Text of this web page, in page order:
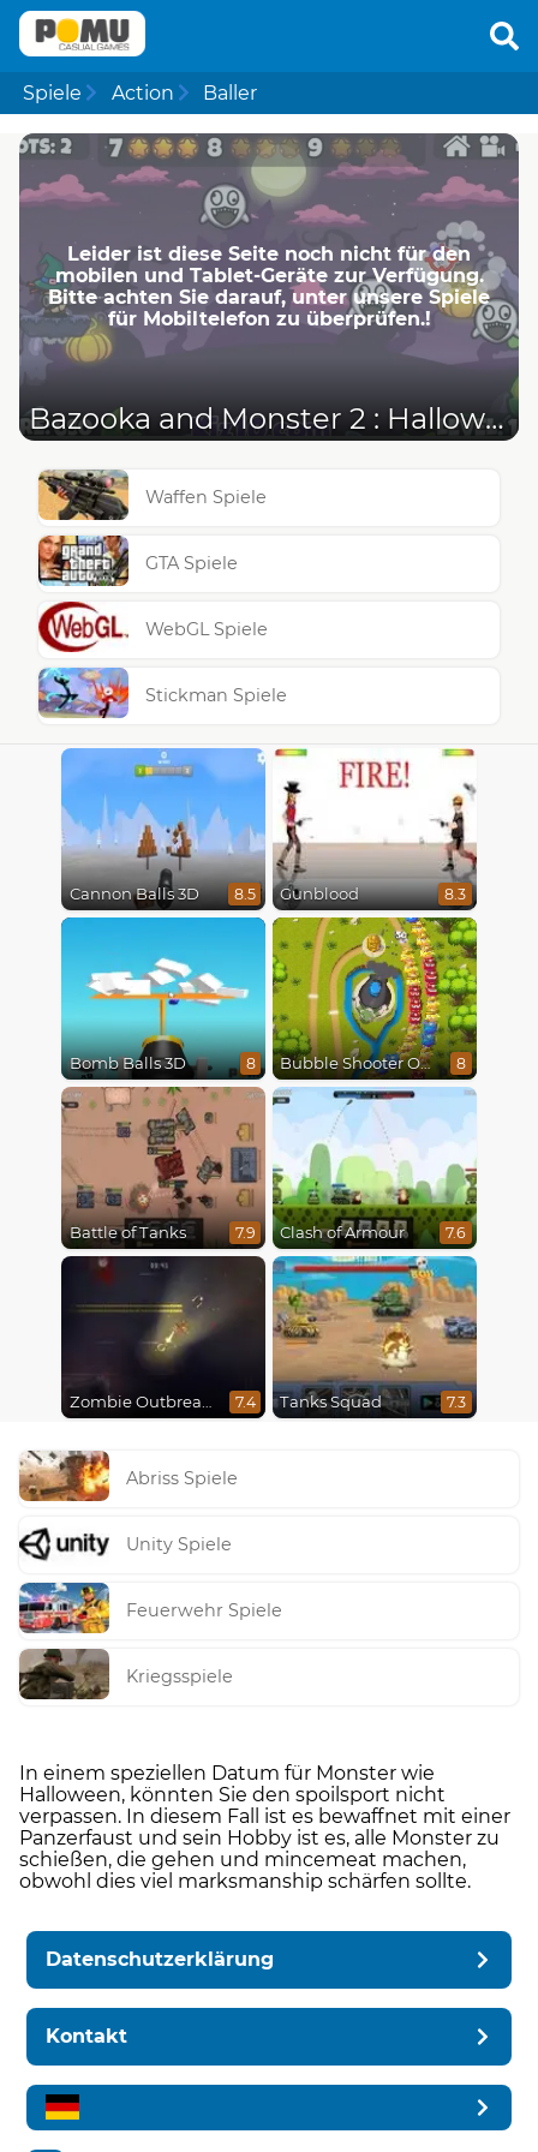
Spiele Action Baller
Leider ist diese Seite noch nicht für den
mobilen und Tablet-Geräte zur Verfügung.
Bitte achten Sie darauf, unter unsere Spiele
für Mobiltelefon zu überprüfen.!
Bazooka and Monster 2 : Halloween
Waffen Spiele
GTA Spiele
WebGL Spiele
Stickman Spiele
Cannon Balls 3D 8.5 Gunblood 8.3
Bomb Balls 3D 8 Bubble Shooter Online 8
Battle of Tanks 7.9 Clash of Armour 7.6
Zombie Outbreak Arena 7.4 Tanks Squad 7.3
Abriss Spiele
Unity Spiele
Feuerwehr Spiele
Kriegsspiele
In einem speziellen Datum für Monster wie
Halloween, könnten Sie den spoilsport nicht
verpassen. In diesem Fall ist es bewaffnet mit einer
Panzerfaust und sein Hobby ist es, alle Monster zu
schießen, die gehen und mincemeat machen,
obwohl dies viel marksmanship schärfen sollte.
Datenschutzerklärung
Kontakt